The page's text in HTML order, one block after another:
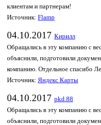
клиентам и партнерам!
Источник: Flamp
04.10.2017 Кирилл
Обращались в эту компанию с
объяснили, подготовили
компанию. Отдельное спасибо
Источник: Яндекс Карты
04.10.2017 pkd.88
Обращались в эту компанию с
объяснили, подготовили